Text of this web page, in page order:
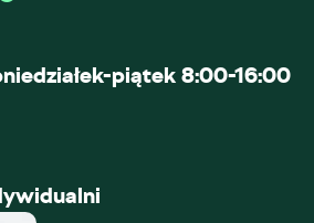
piątek 8:00-16:00